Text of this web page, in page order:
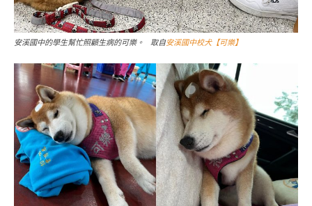
安溪國中的學生幫忙照顧生病的可樂。 取自安溪國中校犬【可樂】